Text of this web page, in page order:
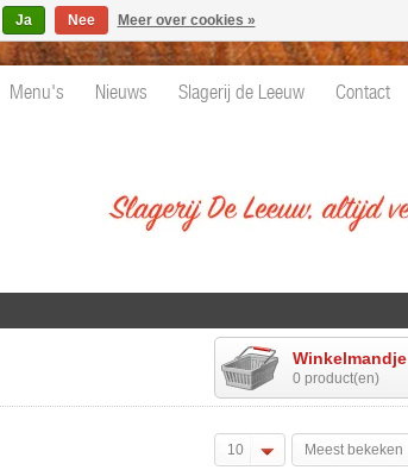
Menu's Nieuws Slagerij de Leeuw Contact
Winkelmandje
0 product(en)
10 Meest bekeken
Ja Nee Meer over cookies »